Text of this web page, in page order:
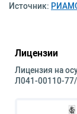
Источник:
Лицензии
Лицензия на
Л041-00110-